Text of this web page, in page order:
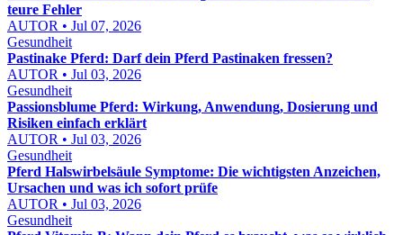
teure Fehler
AUTOR • Jul 07, 2026
Gesundheit
Pastinake Pferd: Darf dein Pferd Pastinaken fressen?
AUTOR • Jul 03, 2026
Gesundheit
Passionsblume Pferd: Wirkung, Anwendung, Dosierung und
Risiken einfach erklärt
AUTOR • Jul 03, 2026
Gesundheit
Pferd Halswirbelsäule Symptome: Die wichtigsten Anzeichen,
Ursachen und was ich sofort prüfe
AUTOR • Jul 03, 2026
Gesundheit